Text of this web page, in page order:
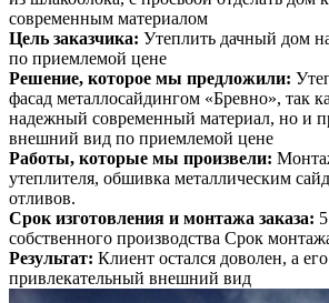
современным материалом
Цель заказчика: Утеплить дачный дом
по приемлемой цене
Решение, которое мы предложили:
фасад металлосайдингом «Бревно», так
надежный современный материал, но и
внешний вид по приемлемой цене
Работы, которые мы произвели:
утеплителя, обшивка металлическим
отливов.
Срок изготовления и монтажа заказа:
собственного производства Срок
Результат: Клиент остался доволен, а
привлекательный внешний вид